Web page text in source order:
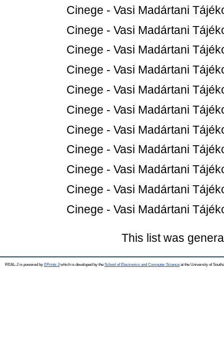
Cinege - Vasi Madártani
Cinege - Vasi Madártani
Cinege - Vasi Madártani
Cinege - Vasi Madártani
Cinege - Vasi Madártani
Cinege - Vasi Madártani
Cinege - Vasi Madártani
Cinege - Vasi Madártani
Cinege - Vasi Madártani
Cinege - Vasi Madártani
Cinege - Vasi Madártani
This list was
REAL-J is powered by EPrints 3which is developed by the School of Electronics and Computer Science at the University of